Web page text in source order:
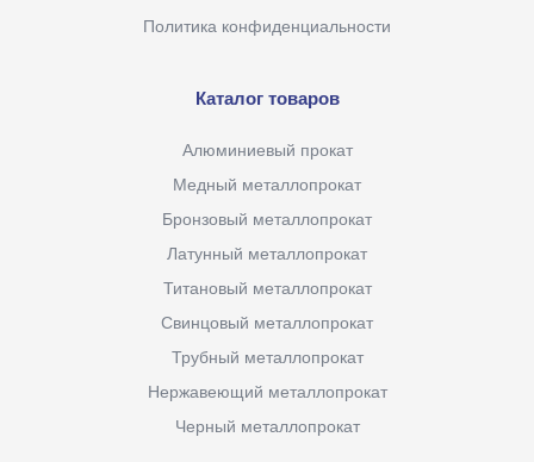
Политика конфиденциальности
Каталог товаров
Алюминиевый прокат
Медный металлопрокат
Бронзовый металлопрокат
Латунный металлопрокат
Титановый металлопрокат
Свинцовый металлопрокат
Трубный металлопрокат
Нержавеющий металлопрокат
Черный металлопрокат